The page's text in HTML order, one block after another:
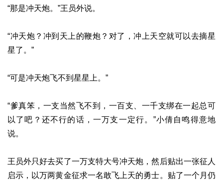
“那是冲天炮。”王员外说。
“冲天炮？冲到天上的鞭炮？对了，冲上天空就可以去摘星
星了。”
“可是冲天炮飞不到星星上。”
“爹真笨，一支当然飞不到，一百支、一千支绑在一起总可
以了吧？还不行的话，一万支一定行。”小倩自鸣得意地
说。
王员外只好去买了一万支特大号冲天炮，然后贴出一张征人
启示，以万两黄金征求一名敢飞上天的勇士。贴了一个月仍